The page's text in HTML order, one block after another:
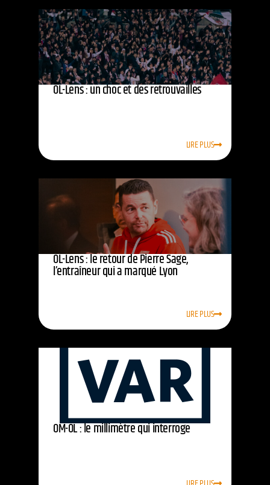
OL-Lens : un choc et des retrouvailles
LIRE PLUS
OL-Lens : le retour de Pierre Sage,
l’entraîneur qui a marqué Lyon
LIRE PLUS
OM-OL : le millimètre qui interroge